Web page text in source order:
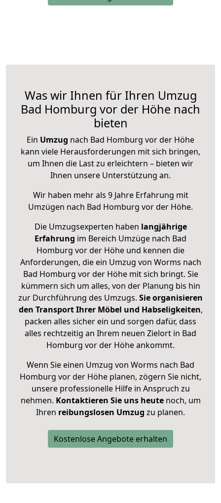
Was wir Ihnen für Ihren Umzug
Bad Homburg vor der Höhe nach
bieten
Ein Umzug nach Bad Homburg vor der Höhe
kann viele Herausforderungen mit sich bringen,
um Ihnen die Last zu erleichtern – bieten wir
Ihnen unsere Unterstützung an.
Wir haben mehr als 9 Jahre Erfahrung mit
Umzügen nach Bad Homburg vor der Höhe.
Die Umzugsexperten haben langjährige
Erfahrung im Bereich Umzüge nach Bad
Homburg vor der Höhe und kennen die
Anforderungen, die ein Umzug von Worms nach
Bad Homburg vor der Höhe mit sich bringt. Sie
kümmern sich um alles, von der Planung bis hin
zur Durchführung des Umzugs. Sie organisieren
den Transport Ihrer Möbel und Habseligkeiten,
packen alles sicher ein und sorgen dafür, dass
alles rechtzeitig an Ihrem neuen Zielort in Bad
Homburg vor der Höhe ankommt.
Wenn Sie einen Umzug von Worms nach Bad
Homburg vor der Höhe planen, zögern Sie nicht,
unsere professionelle Hilfe in Anspruch zu
nehmen. Kontaktieren Sie uns heutenoch, um
Ihren reibungslosen Umzug zu planen.
Kostenlose Angebote erhalten